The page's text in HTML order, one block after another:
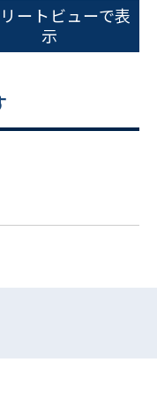
ます
213
ートビューで表
示